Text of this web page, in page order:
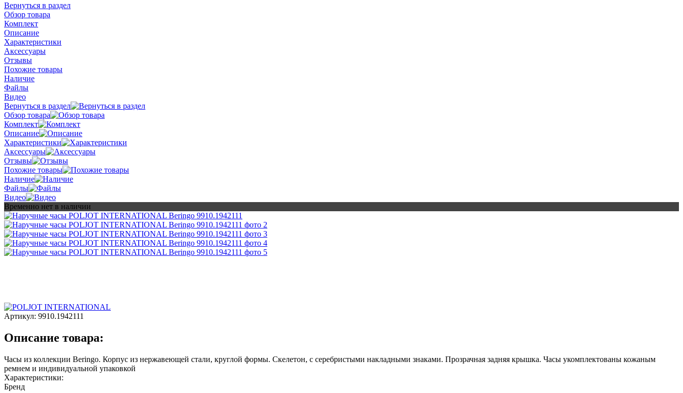
Вернуться в раздел
Обзор товара
Комплект
Описание
Характеристики
Аксессуары
Отзывы
Похожие товары
Наличие
Файлы
Видео
Вернуться в раздел
Обзор товара
Комплект
Описание
Характеристики
Аксессуары
Отзывы
Похожие товары
Наличие
Файлы
Видео
Временно нет в наличии
Артикул: 9910.1942111
Описание товара:
Часы из коллекции Beringo. Корпус из нержавеющей стали, круглой формы. Скелетон, с серебристыми накладными знаками. Прозрачная задняя крышка. Часы укомплектованы кожаным
ремнем и индивидуальной упаковкой
Характеристики:
Бренд